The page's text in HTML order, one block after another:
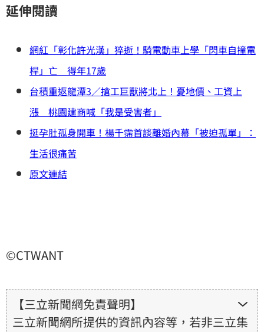
延伸閱讀
網紅「彰化許光漢」猝逝！騎電動車上學「閃車自撞電
桿」亡 得年17歲
台積重返龍潭3／搶工巨獸將北上！憂地價、工資上
漲 桃園建商喊「我是受害者」
挺孕肚孤身開車！楊千霈首談離婚內幕「被迫孤單」：
生活很痛苦
原文連結
©CTWANT
【三立新聞網免責聲明】
三立新聞網所提供的資訊內容等，若非三立集